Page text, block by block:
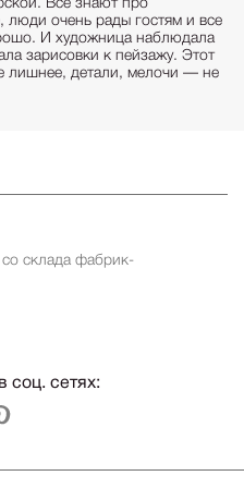
люди очень рады гостям и все
И художница наблюдала
зарисовки к пейзажу. Этот
лишнее, детали, мелочи — не
склада фабрик-
Уточняйте срок поставки
Срок поставки зависит от
Уточняйте срок поставки
(запросить срок)
соц. сетях: